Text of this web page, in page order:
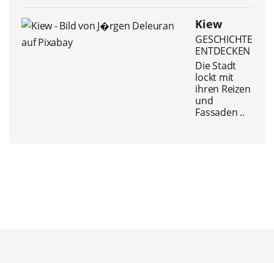
Kiew
GESCHICHTE
ENTDECKEN
Die Stadt
lockt mit
ihren Reizen
und
Fassaden ..